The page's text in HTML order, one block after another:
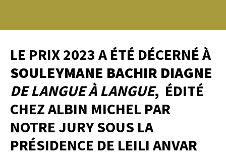
LE PRIX 2023 A ÉTÉ DÉCERNÉ À
SOULEYMANE BACHIR DIAGNE
DE LANGUE À LANGUE, ÉDITÉ
CHEZ ALBIN MICHEL PAR
NOTRE JURY SOUS LA
PRÉSIDENCE DE LEILI ANVAR